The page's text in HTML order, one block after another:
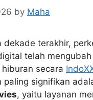
by Maha
dekade terakhir,
telah
secara
paling signifikan
, yaitu layanan